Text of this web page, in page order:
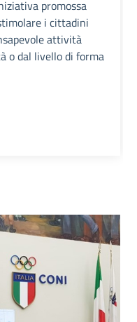
promossa
i cittadini
attività
o dal livello di forma